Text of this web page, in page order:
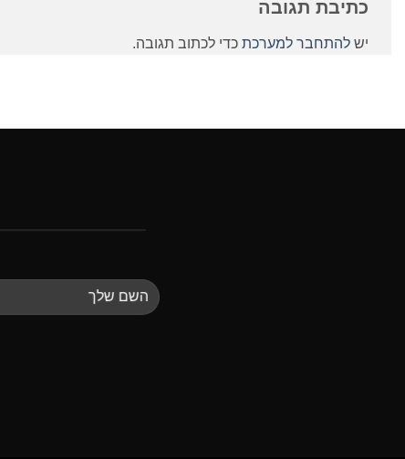
כתיבת תגובה
יש להתחבר למערכת כדי לכתוב תגובה.